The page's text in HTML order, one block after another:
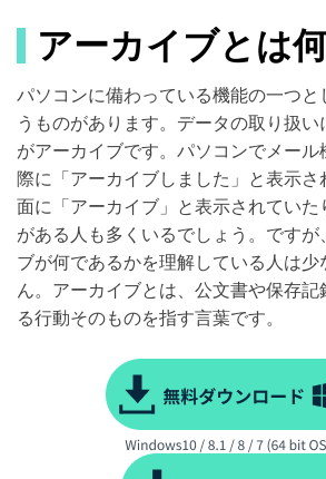
アーカイブとは
パソコンに備わっている機能の一つと
うものがあります。データの取り扱
がアーカイブです。パソコンでメール
際に「アーカイブしました」と表示
面に「アーカイブ」と表示されていた
がある人も多くいるでしょう。ですが
ブが何であるかを理解している人は
ん。アーカイブとは、公文書や保存
る行動そのものを指す言葉です。